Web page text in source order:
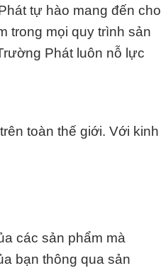
tự hào mang đến cho
trong mọi quy trình sản
Phát luôn nỗ lực
toàn thế giới. Với kinh
các sản phẩm mà
bạn thông qua sản